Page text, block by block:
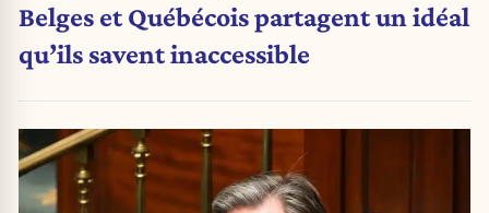
Belges et Québécois partagent un idéal
qu’ils savent inaccessible